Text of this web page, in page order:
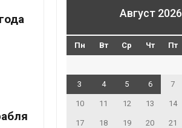
Август 2026
Пн Вт Ср Чт Пт
3 4 5 6 7
10 11 12 13 14
17 18 19 20 21